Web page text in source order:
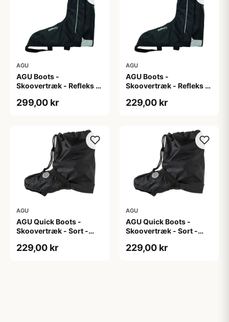
AGU
AGU Boots -
Skoovertræk - Refleks -
299,00 kr
AGU
AGU Boots -
Skoovertræk - Refleks -
229,00 kr
AGU
AGU Quick Boots -
Skoovertræk - Sort -
229,00 kr
AGU
AGU Quick Boots -
Skoovertræk - Sort -
229,00 kr